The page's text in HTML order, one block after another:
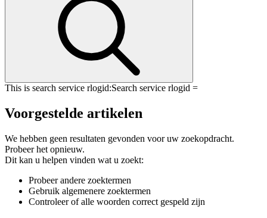
This is search service rlogid:Search service rlogid =
Voorgestelde artikelen
We hebben geen resultaten gevonden voor uw zoekopdracht.
Probeer het opnieuw.
Dit kan u helpen vinden wat u zoekt:
Probeer andere zoektermen
Gebruik algemenere zoektermen
Controleer of alle woorden correct gespeld zijn